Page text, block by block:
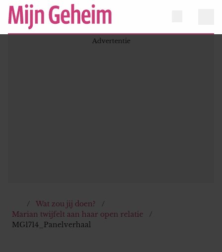
Wat zou jij doen?
Marian twijfelt aan haar open relatie
MG1714_Panelverhaal